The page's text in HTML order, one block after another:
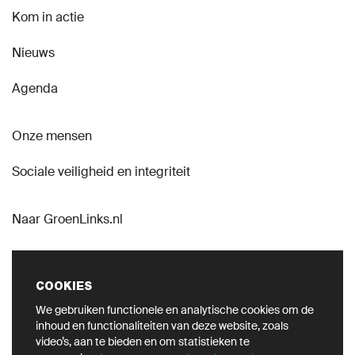
COOKIES
We gebruiken functionele en analytische cookies om de
inhoud en functionaliteiten van deze website, zoals
video’s, aan te bieden en om statistieken te
Kom in actie
Nieuws
Agenda
Onze mensen
Sociale veiligheid en integriteit
Naar GroenLinks.nl
VOLG ONS OP SOCIAL
MIJN GROENLINKS